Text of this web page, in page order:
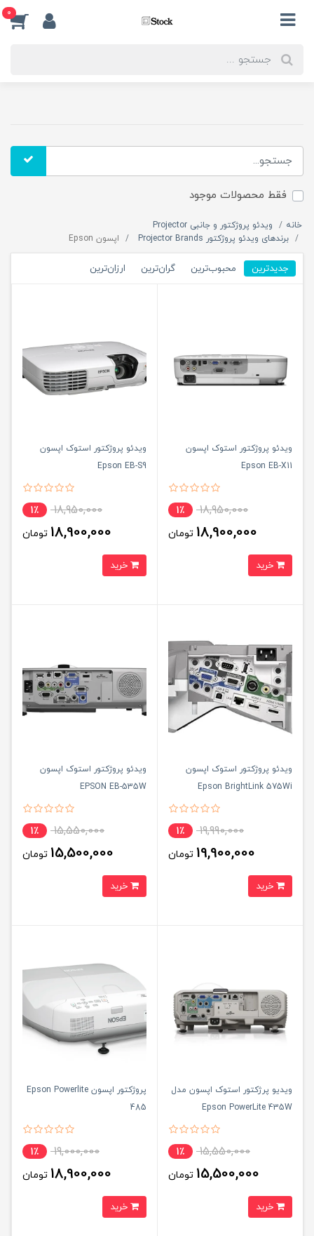
0
فقط محصولات موجود
خانه
ویدئو پروژکتور و جانبی Projector
برندهای ویدئو پروژکتور Projector Brands
اپسون Epson
جدیدترین محبوب‌ترین گران‌ترین ارزان‌ترین
ویدئو پروژکتور استوک اپسون
Epson EB-X11
18,950,000 1٪
18,900,000 تومان
ویدئو پروژکتور استوک اپسون
Epson EB-S9
18,950,000 1٪
18,900,000 تومان
ویدئو پروژکتور استوک اپسون
Epson BrightLink 575Wi
19,990,000 1٪
19,900,000 تومان
ویدئو پروژکتور استوک اپسون
EPSON EB-535W
15,550,000 1٪
15,500,000 تومان
ویدیو پرژکتور استوک اپسون مدل
Epson PowerLite 435W
15,550,000 1٪
15,500,000 تومان
پروژکتور اپسون Epson Powerlite
485
19,000,000 1٪
18,900,000 تومان